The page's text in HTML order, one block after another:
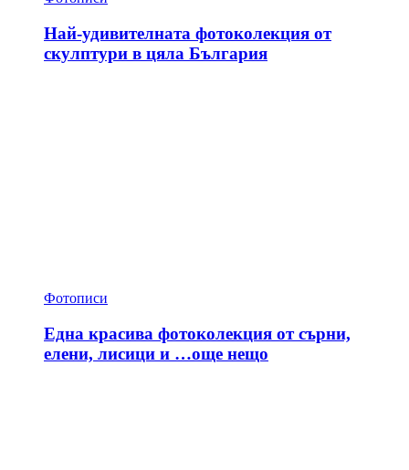
Най-удивителната фотоколекция от
скулптури в цяла България
Фотописи
Една красива фотоколекция от сърни,
елени, лисици и …още нещо